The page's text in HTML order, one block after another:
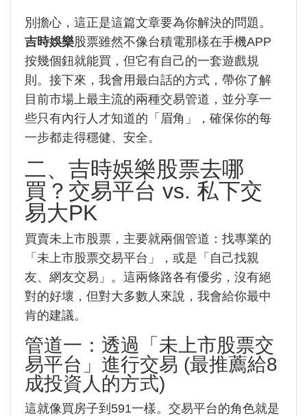
別擔心，這正是這篇文章要為你解決的問題。
吉時娛樂股票雖然不像台積電那樣在手機APP
按幾個鈕就能買，但它有自己的一套遊戲規
則。接下來，我會用最白話的方式，帶你了解
目前市場上最主流的兩種交易管道，並分享一
些只有內行人才知道的「眉角」，確保你的每
一步都走得穩健、安全。
二、吉時娛樂股票去哪
買？交易平台 vs. 私下交
易大PK
買賣未上市股票，主要就兩個管道：找專業的
「未上市股票交易平台」，或是「自己找親
友、網友交易」。這兩條路各有優劣，沒有絕
對的好壞，但對大多數人來說，我會給你最中
肯的建議。
管道一：透過「未上市股票交
易平台」進行交易 (最推薦給8
成投資人的方式)
這就像買房子到591一樣。交易平台的角色就是